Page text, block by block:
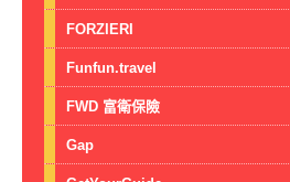
FORZIERI
Funfun.travel
FWD 富衛保險
Gap